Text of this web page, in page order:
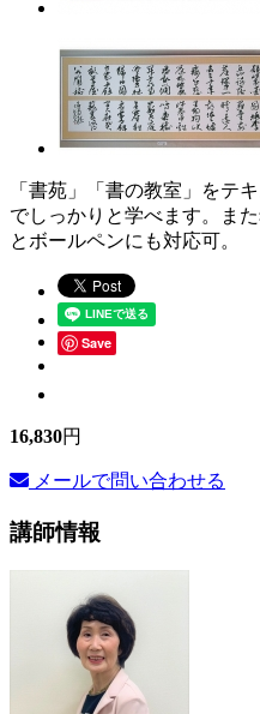
「書苑」「書の教室」をテ
でしっかりと学べます。ま
とボールペンにも対応可。
Save
16,830円
メールで問い合わせる
講師情報